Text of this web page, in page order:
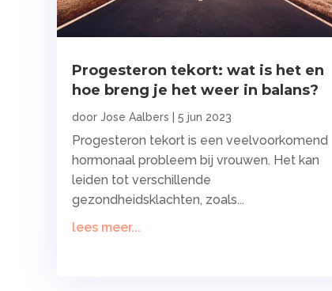
Progesteron tekort: wat is het en
hoe breng je het weer in balans?
door Jose Aalbers 5 jun 2023
Progesteron tekort is een veelvoorkomend
hormonaal probleem bij vrouwen. Het kan
leiden tot verschillende
gezondheidsklachten, zoals...
lees meer...